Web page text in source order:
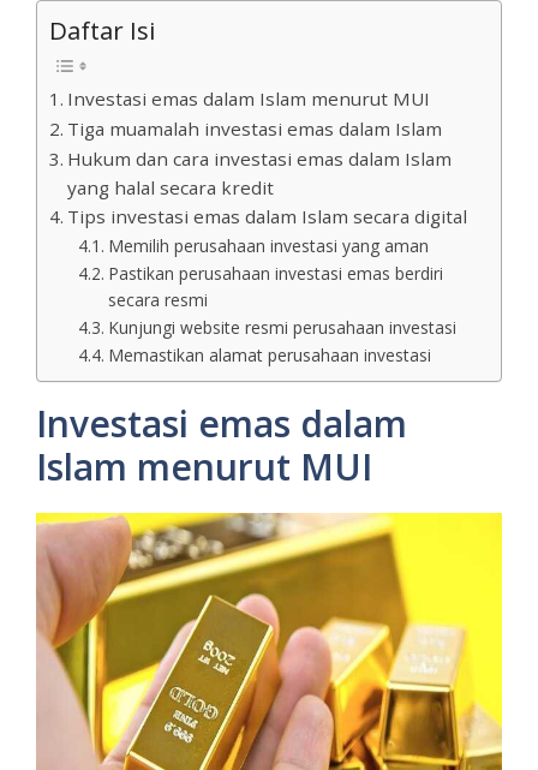
Daftar Isi
Investasi emas dalam Islam menurut MUI
Tiga muamalah investasi emas dalam Islam
Hukum dan cara investasi emas dalam Islam
yang halal secara kredit
Tips investasi emas dalam Islam secara digital
Memilih perusahaan investasi yang aman
Pastikan perusahaan investasi emas berdiri
secara resmi
Kunjungi website resmi perusahaan investasi
Memastikan alamat perusahaan investasi
Investasi emas dalam
Islam menurut MUI